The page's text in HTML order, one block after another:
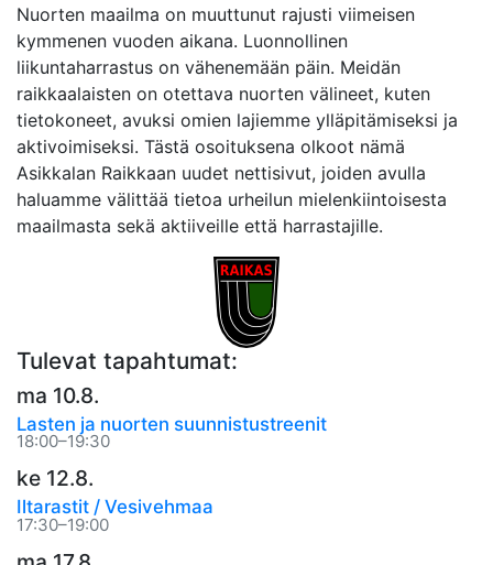
Nuorten maailma on muuttunut rajusti viimeisen
kymmenen vuoden aikana. Luonnollinen
liikuntaharrastus on vähenemään päin. Meidän
raikkaalaisten on otettava nuorten välineet, kuten
tietokoneet, avuksi omien lajiemme ylläpitämiseksi ja
aktivoimiseksi. Tästä osoituksena olkoot nämä
Asikkalan Raikkaan uudet nettisivut, joiden avulla
haluamme välittää tietoa urheilun mielenkiintoisesta
maailmasta sekä aktiiveille että harrastajille.
Tulevat tapahtumat:
ma 10.8.
Lasten ja nuorten suunnistustreenit
18:00–19:30
ke 12.8.
Iltarastit / Vesivehmaa
17:30–19:00